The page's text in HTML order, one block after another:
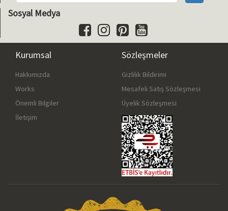
Sosyal Medya
Kurumsal
Hakkımızda
Works
Önemli Bilgiler
İletişim
Sözleşmeler
Gizlilik Bildirimi
Mesafeli Satış Sözleşmesi
Üyelik Sözleşmesi